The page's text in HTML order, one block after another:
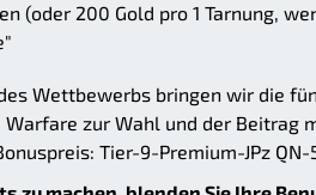
(oder 200 Gold pro 1 Tarnung,
Wettbewerbs bringen wir die
zur Wahl und der Beitrag
Tier-9-Premium-JPz QN-